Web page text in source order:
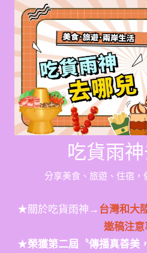
Skip
content
吃貨雨
分享美食、旅遊、住宿，
★關於吃貨雨神→台灣和大
邀稿注
★榮獲第二屆〝傳播真善美